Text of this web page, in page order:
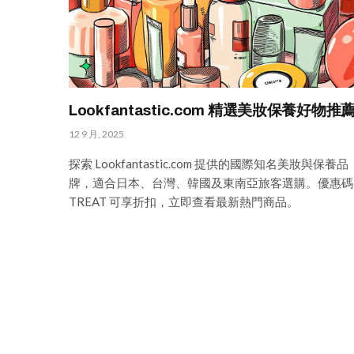
Lookfantastic.com 精選美妝保養好物推
12 9 月, 2025
探索 Lookfantastic.com 提供的國際知名美妝與保養品
牌，適合日本、台灣、韓國及東南亞旅客選購。優惠碼
TREAT 可享折扣，立即查看最新熱門商品。